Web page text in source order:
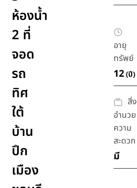
ห้องน้ำ
2 ที่
จอด
รถ
ทิศ
ใต้
บ้าน
ปึก
เมือง
อายุ
ทรัพย์
12(ปี)
สิ่ง
อำนวย
ความ
สะดวก
มี